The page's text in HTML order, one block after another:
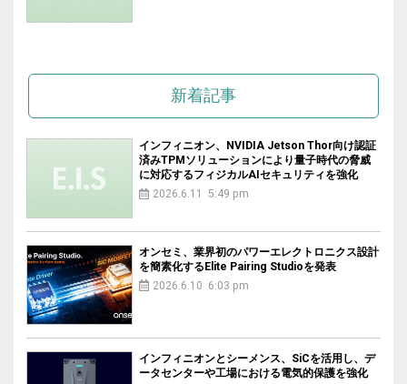
新着記事
インフィニオン、NVIDIA Jetson Thor向け認証
済みTPMソリューションにより量子時代の脅威
に対応するフィジカルAIセキュリティを強化
2026.6.11 5:49 pm
オンセミ、業界初のパワーエレクトロニクス設計
を簡素化するElite Pairing Studioを発表
2026.6.10 6:03 pm
インフィニオンとシーメンス、SiCを活用し、デ
ータセンターや工場における電気的保護を強化